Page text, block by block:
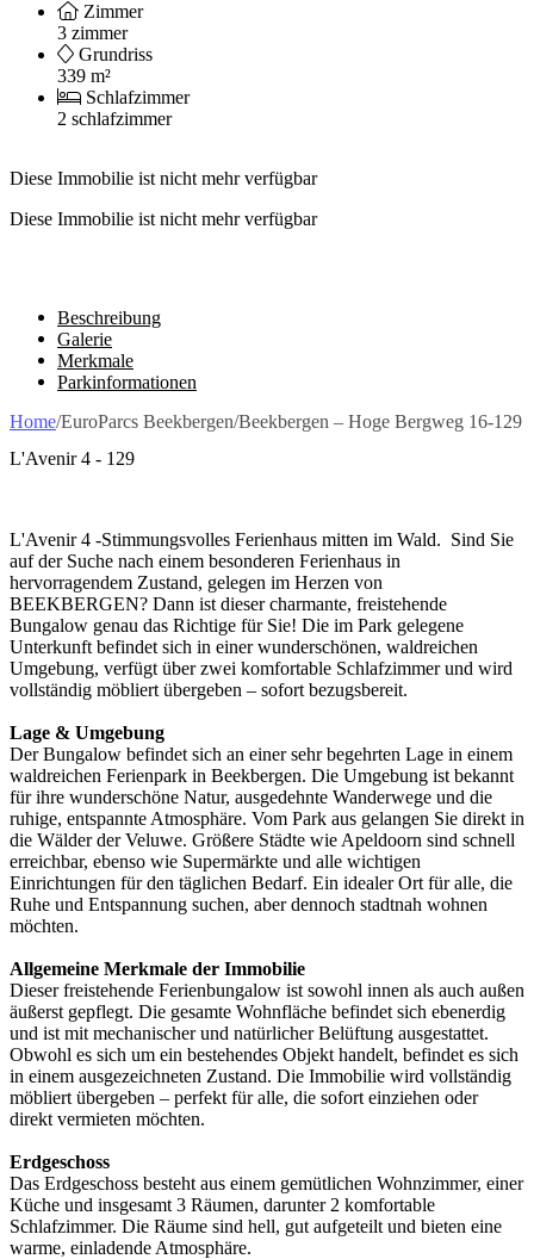
Zimmer
3 zimmer
Grundriss
339 m²
Schlafzimmer
2 schlafzimmer
Diese Immobilie ist nicht mehr verfügbar
Diese Immobilie ist nicht mehr verfügbar
Beschreibung
Galerie
Merkmale
Parkinformationen
Home/EuroParcs Beekbergen/Beekbergen – Hoge Bergweg 16-129
L'Avenir 4 - 129
L'Avenir 4 -Stimmungsvolles Ferienhaus mitten im Wald. Sind Sie
auf der Suche nach einem besonderen Ferienhaus in
hervorragendem Zustand, gelegen im Herzen von
BEEKBERGEN? Dann ist dieser charmante, freistehende
Bungalow genau das Richtige für Sie! Die im Park gelegene
Unterkunft befindet sich in einer wunderschönen, waldreichen
Umgebung, verfügt über zwei komfortable Schlafzimmer und wird
vollständig möbliert übergeben – sofort bezugsbereit.
Lage & Umgebung
Der Bungalow befindet sich an einer sehr begehrten Lage in einem
waldreichen Ferienpark in Beekbergen. Die Umgebung ist bekannt
für ihre wunderschöne Natur, ausgedehnte Wanderwege und die
ruhige, entspannte Atmosphäre. Vom Park aus gelangen Sie direkt in
die Wälder der Veluwe. Größere Städte wie Apeldoorn sind schnell
erreichbar, ebenso wie Supermärkte und alle wichtigen
Einrichtungen für den täglichen Bedarf. Ein idealer Ort für alle, die
Ruhe und Entspannung suchen, aber dennoch stadtnah wohnen
möchten.
Allgemeine Merkmale der Immobilie
Dieser freistehende Ferienbungalow ist sowohl innen als auch außen
äußerst gepflegt. Die gesamte Wohnfläche befindet sich ebenerdig
und ist mit mechanischer und natürlicher Belüftung ausgestattet.
Obwohl es sich um ein bestehendes Objekt handelt, befindet es sich
in einem ausgezeichneten Zustand. Die Immobilie wird vollständig
möbliert übergeben – perfekt für alle, die sofort einziehen oder
direkt vermieten möchten.
Erdgeschoss
Das Erdgeschoss besteht aus einem gemütlichen Wohnzimmer, einer
Küche und insgesamt 3 Räumen, darunter 2 komfortable
Schlafzimmer. Die Räume sind hell, gut aufgeteilt und bieten eine
warme, einladende Atmosphäre.